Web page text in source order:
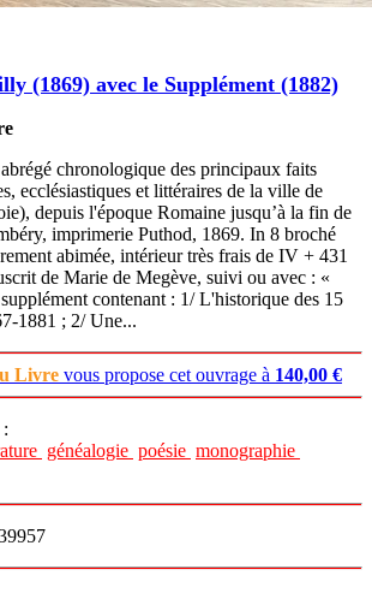
(1869) avec le Supplément (1882)
chronologique des principaux faits
ecclésiastiques et littéraires de la ville de
depuis l'époque Romaine jusqu’à la fin de
imprimerie Puthod, 1869. In 8 broché
abimée, intérieur très frais de IV + 431
de Marie de Megève, suivi ou avec : «
contenant : 1/ L'historique des 15
1881 ; 2/ Une...
Livre vous propose cet ouvrage à 140,00 €
généalogie poésie monographie